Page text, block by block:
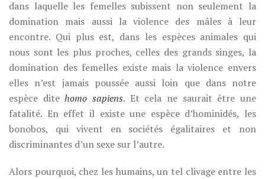
dans laquelle les femelles subissent non seulement la
domination mais aussi la violence des mâles à leur
encontre. Qui plus est, dans les espèces animales qui
nous sont les plus proches, celles des grands singes, la
domination des femelles existe mais la violence envers
elles n’est jamais poussée aussi loin que dans notre
espèce ditehomo sapiens. Et cela ne saurait être une
fatalité. En effet il existe une espèce d’hominidés, les
bonobos, qui vivent en sociétés égalitaires et non
discriminantes d’un sexe sur l’autre.
Alors pourquoi, chez les humains, un tel clivage entre les